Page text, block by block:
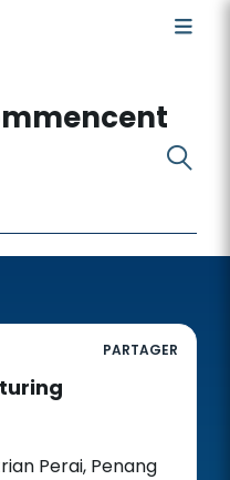
PARTAGER
Perai, Penang